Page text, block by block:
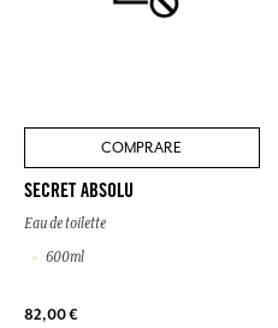
COMPRARE
SECRET ABSOLU
Eau de toilette
600ml
82,00 €